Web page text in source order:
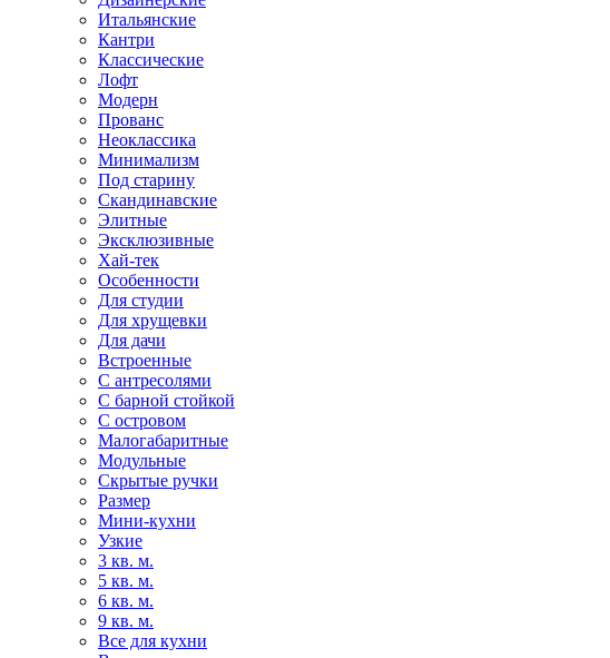
Итальянские
Кантри
Классические
Лофт
Модерн
Прованс
Неоклассика
Минимализм
Под старину
Скандинавские
Элитные
Эксклюзивные
Хай-тек
Особенности
Для студии
Для хрущевки
Для дачи
Встроенные
С антресолями
С барной стойкой
С островом
Малогабаритные
Модульные
Скрытые ручки
Размер
Мини-кухни
Узкие
3 кв. м.
5 кв. м.
6 кв. м.
9 кв. м.
Все для кухни